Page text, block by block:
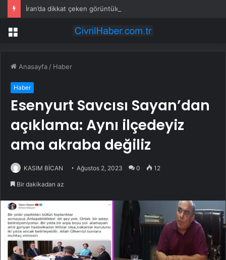
Menü
Anasayfa / Haber
Haber
Esenyurt Savcısı Sayan’dan
açıklama: Aynı ilçedeyiz
ama akraba değiliz
KASIM BİCAN Ağustos 2, 2023 0 12
Bir dakikadan az